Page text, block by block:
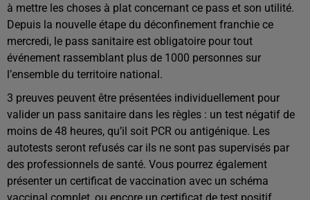
à mettre les choses à plat concernant ce pass et son utilité.
Depuis la nouvelle étape du déconfinement franchie ce
mercredi, le pass sanitaire est obligatoire pour tout
événement rassemblant plus de 1000 personnes sur
l’ensemble du territoire national.
3 preuves peuvent être présentées individuellement pour
valider un pass sanitaire dans les règles : un test négatif de
moins de 48 heures, qu’il soit PCR ou antigénique. Les
autotests seront refusés car ils ne sont pas supervisés par
des professionnels de santé. Vous pourrez également
présenter un certificat de vaccination avec un schéma
vaccinal complet, ou encore un certificat de test positif